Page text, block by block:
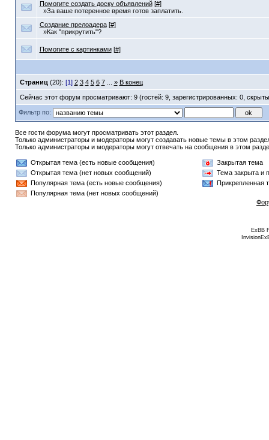
Помогите создать доску объявлений[#]
»За ваше потеренное время готов заплатить.
Создание прелоадера[#]
»Как "прикрутить"?
Помогите с картинками[#]
Страниц (20): [1] 2 3 4 5 6 7... » В конец
Сейчас этот форум просматривают: 9 (гостей: 9, зарегистрированных: 0,
Фильтр по:
Все гости форума могут просматривать этот раздел.
Только администраторы и модераторы могут создавать новые темы в этом
Только администраторы и модераторы могут отвечать на сообщения в этом
Открытая тема (есть новые сообщения)
Закрытая тема
Открытая тема (нет новых сообщений)
Тема закрыта и
Популярная тема (есть новые сообщения)
Прикрепленная
Популярная тема (нет новых сообщений)
ExBB